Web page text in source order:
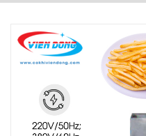
THIẾT BỊ NHÀ BẾP CAO
MÁY CHẾ BIẾN THỰC
MÁY CHẾ BIẾN NÔNG SẢN